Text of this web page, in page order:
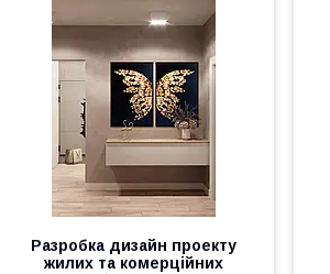
Разробка дизайн проекту
жилих та комерційних